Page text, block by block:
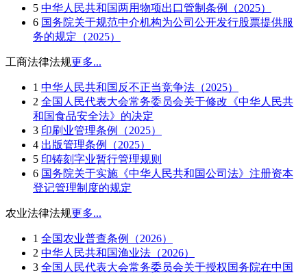
5 中华人民共和国两用物项出口管制条例（2025）
6 国务院关于规范中介机构为公司公开发行股票提供服
务的规定（2025）
工商法律法规更多...
1 中华人民共和国反不正当竞争法（2025）
2 全国人民代表大会常务委员会关于修改《中华人民共
和国食品安全法》的决定
3 印刷业管理条例（2025）
4 出版管理条例（2025）
5 印铸刻字业暂行管理规则
6 国务院关于实施《中华人民共和国公司法》注册资本
登记管理制度的规定
农业法律法规更多...
1 全国农业普查条例（2026）
2 中华人民共和国渔业法（2026）
3 全国人民代表大会常务委员会关于授权国务院在中国